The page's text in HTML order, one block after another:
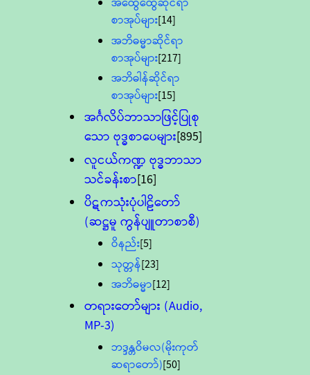
စာအုပ်များ[14]
အဘိဓမ္မာဆိုင်ရာ
စာအုပ်များ[217]
အဘိဓါန်ဆိုင်ရာ
စာအုပ်များ[15]
အင်္ဂလိပ်ဘာသာဖြင့်ပြုစု
သော ဗုဒ္ဓစာပေများ[895]
လူငယ်ကဏ္ဍ ဗုဒ္ဓဘာသာ
သင်ခန်းစာ[16]
ပိဋကသုံးပုံပါဠိတော်
(ဆဋ္ဌမူ ကွန်ပျူတာစာစီ)
ဝိနည်း[5]
သုတ္တန်[23]
အဘိဓမ္မာ[12]
တရားတော်များ (Audio,
MP-3)
ဘဒ္ဒန္တဝိမလ(မိုးကုတ်
ဆရာတော်)[50]